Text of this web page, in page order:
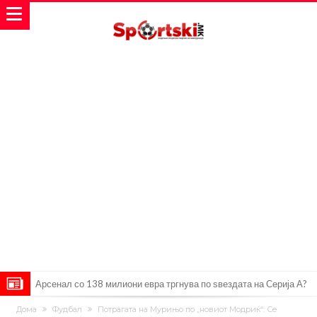
Арсенал со 138 милиони евра тргнува по ѕвездата на Серија А?
Мурињо воведува строга дисциплина во Реал Мадрид: Ова се
Дома Фудбал
Потрагата на Мурињо по „новиот Модриќ“: Се